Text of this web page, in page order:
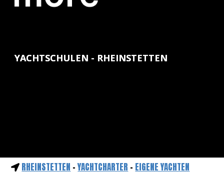
YACHTSCHULEN - RHEINSTETTEN
RHEINSTETTEN -YACHTCHARTER - EIGENE YACHTEN